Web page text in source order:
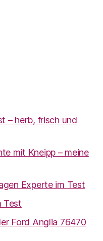
– herb, frisch und
mit Kneipp – meine
Experte im Test
Test
Ford Anglia 76470